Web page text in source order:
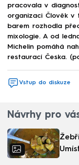
pracovala v
organizaci Člověk v
barem rozhodla
mixologie. A od
Michelin pomáhá
restaurací Česka.
Vstup do diskuze
Návrhy pro